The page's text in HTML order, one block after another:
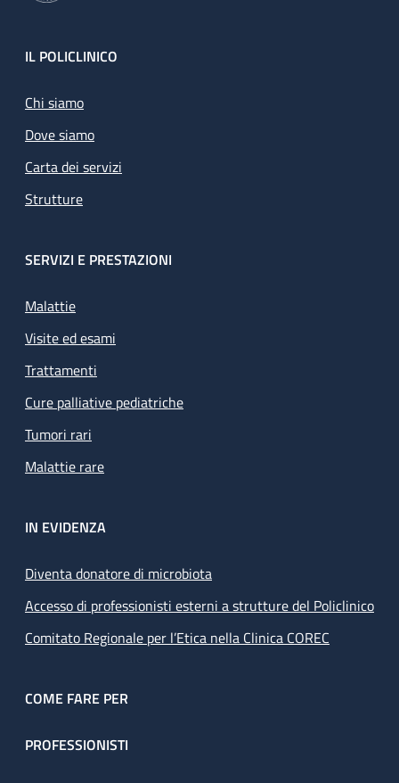
Footer
IL POLICLINICO
Chi siamo
Dove siamo
Carta dei servizi
Strutture
SERVIZI E PRESTAZIONI
Malattie
Visite ed esami
Trattamenti
Cure palliative pediatriche
Tumori rari
Malattie rare
IN EVIDENZA
Diventa donatore di microbiota
Accesso di professionisti esterni a strutture del Policlinico
Comitato Regionale per l’Etica nella Clinica COREC
COME FARE PER
PROFESSIONISTI